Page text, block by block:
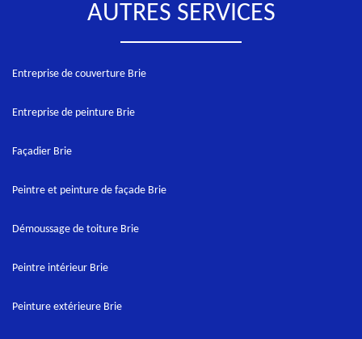
AUTRES SERVICES
Entreprise de couverture Brie
Entreprise de peinture Brie
Façadier Brie
Peintre et peinture de façade Brie
Démoussage de toiture Brie
Peintre intérieur Brie
Peinture extérieure Brie